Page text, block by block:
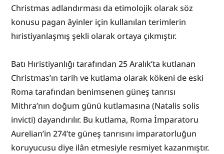
Christmas adlandırması da etimolojik olarak söz
konusu pagan âyinler için kullanılan terimlerin
hıristiyanlaşmış şekli olarak ortaya çıkmıştır.
Batı Hıristiyanlığı tarafından 25 Aralık’ta kutlanan
Christmas’ın tarih ve kutlama olarak kökeni de eski
Roma tarafından benimsenen güneş tanrısı
Mithra’nın doğum günü kutlamasına (Natalis solis
invicti) dayandırılır. Bu kutlama, Roma İmparatoru
Aurelian’in 274’te güneş tanrısını imparatorluğun
koruyucusu diye ilân etmesiyle resmiyet kazanmıştır.